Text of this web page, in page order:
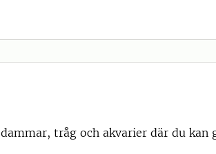
tråg och akvarier där du kan